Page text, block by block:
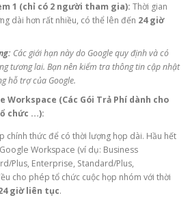
1 (chỉ có 2 người tham gia): Thời gian
dài hơn rất nhiều, có thể lên đến 24 giờ
Các giới hạn này do Google quy định và có
tương lai. Bạn nên kiểm tra thông tin cập nhật
hỗ trợ của Google.
Workspace (Các Gói Trả Phí dành cho
chức …):
chính thức để có thời lượng họp dài. Hầu hết
Workspace (ví dụ: Business
Plus, Enterprise, Standard/Plus,
cho phép tổ chức cuộc họp nhóm với thời
giờ liên tục.